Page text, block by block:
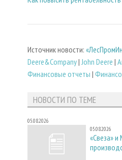
Источник новости:
Deere&Company| John Deere |
Финансовые отчеты |
НОВОСТИ ПО ТЕМЕ
05.08.2026
05.08.2026
«Свеза»